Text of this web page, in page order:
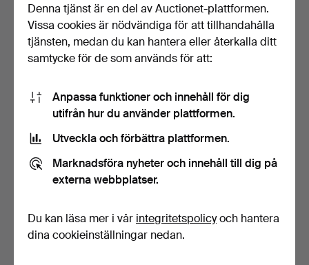
MOBILTELEFON, Iphone
SE 2022.
20 bud
180 USD
RADIOGRAMMOFON,
teakfanér, medföljer skivo…
22 bud
138 USD
Denna tjänst är en del av Auctionet-plattformen.
Vissa cookies är nödvändiga för att tillhandahålla
tjänsten, medan du kan hantera eller återkalla ditt
samtycke för de som används för att:
Anpassa funktioner och innehåll för dig
utifrån hur du använder plattformen.
Utveckla och förbättra plattformen.
Marknadsföra nyheter och innehåll till dig på
externa webbplatser.
Du kan läsa mer i vår integritetspolicyoch hantera
dina cookieinställningar nedan.